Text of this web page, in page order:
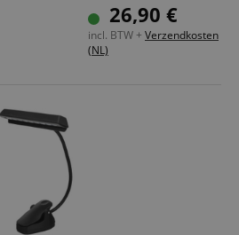
laboratorium, modelbouw,
26,90 €
incl. BTW + Verzendkosten
(NL)